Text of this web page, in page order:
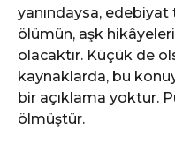
yanındaysa,
ölümün, aşk
olacaktır. Küçük de
kaynaklarda, bu
bir açıklama yoktur.
ölmüştür.